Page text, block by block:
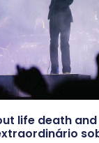
life death